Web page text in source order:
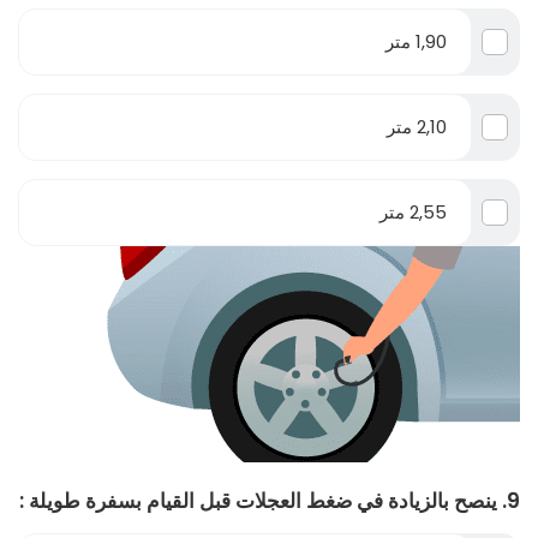
1,90 متر
2,10 متر
2,55 متر
9. ينصح بالزيادة في ضغط العجلات قبل القيام بسفرة طويلة :